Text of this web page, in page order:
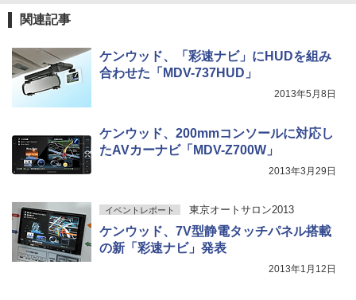
関連記事
ケンウッド、「彩速ナビ」にHUDを組み
合わせた「MDV-737HUD」
2013年5月8日
ケンウッド、200mmコンソールに対応し
たAVカーナビ「MDV-Z700W」
2013年3月29日
イベントレポート 東京オートサロン2013
ケンウッド、7V型静電タッチパネル搭載
の新「彩速ナビ」発表
2013年1月12日